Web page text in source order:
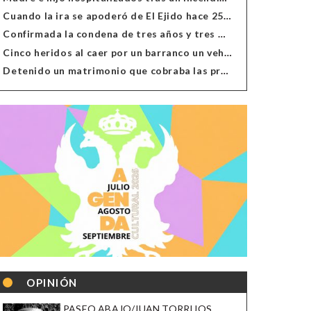
Cuando la ira se apoderó de El Ejido hace 25 años
Confirmada la condena de tres años y tres meses al hombre de Antas acusado de xenofobia
Cinco heridos al caer por un barranco un vehículo en Alcolea
Detenido un matrimonio que cobraba las prestaciones de ilegales en Almería, Granada, Málaga, Huelva y Murcia
OPINIÓN
PASEO ABAJO/JUAN TORRIJOS